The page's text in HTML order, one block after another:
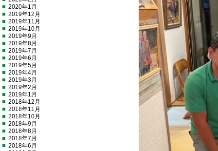
2020年1月
2019年12月
2019年11月
2019年10月
2019年9月
2019年8月
2019年7月
2019年6月
2019年5月
2019年4月
2019年3月
2019年2月
2019年1月
2018年12月
2018年11月
2018年10月
2018年9月
2018年8月
2018年7月
2018年6月